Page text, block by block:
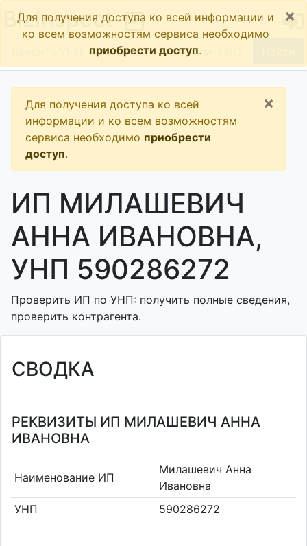
BizInspect
Для получения доступа ко всей информации и
ко всем возможностям сервиса необходимо
приобрести доступ.
×
Для получения доступа ко всей
информации и ко всем возможностям
сервиса необходимо приобрести
доступ.
×
ИП МИЛАШЕВИЧ
АННА ИВАНОВНА,
УНП 590286272
Проверить ИП по УНП: получить полные сведения,
проверить контрагента.
СВОДКА
РЕКВИЗИТЫ ИП МИЛАШЕВИЧ АННА
ИВАНОВНА
Наименование ИП
Милашевич Анна
Ивановна
УНП
590286272